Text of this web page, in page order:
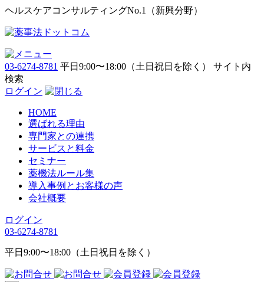
ヘルスケアコンサルティングNo.1（新興分野）
03-6274-8781 平日9:00〜18:00（土日祝日を除く）
サイト内
検索
ログイン
HOME
選ばれる理由
専門家との連携
サービスと料金
セミナー
薬機法ルール集
導入事例とお客様の声
会社概要
ログイン
03-6274-8781
平日9:00〜18:00（土日祝日を除く）